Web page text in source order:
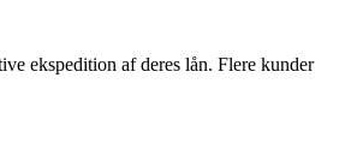
ekspedition af deres lån. Flere kunder